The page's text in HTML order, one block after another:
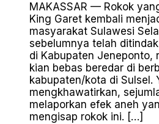
MAKASSAR — Rokok
King Garet kembali
masyarakat Sulawesi
sebelumnya telah
di Kabupaten Jeneponto,
kian bebas beredar di
kabupaten/kota di Sulsel.
mengkhawatirkan,
melaporkan efek aneh
mengisap rokok ini. […]